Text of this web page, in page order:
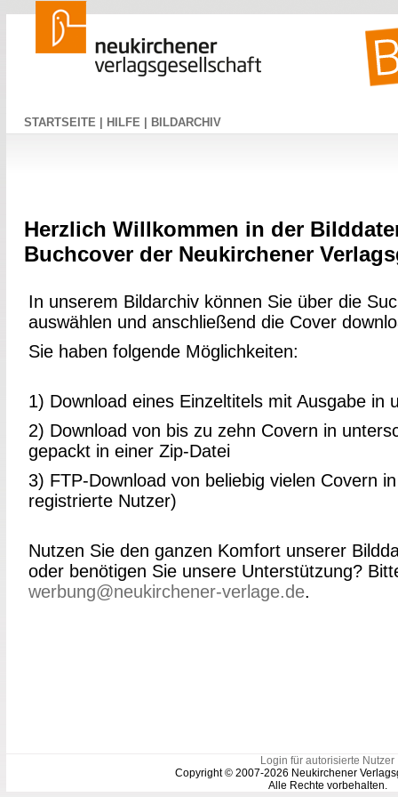
STARTSEITE | HILFE | BILDARCHIV
Herzlich Willkommen in der
Buchcover der Neukirchener
In unserem Bildarchiv können Sie über die
auswählen und anschließend die Cover
Sie haben folgende Möglichkeiten:
1) Download eines Einzeltitels mit Ausgabe in
2) Download von bis zu zehn Covern in
gepackt in einer Zip-Datei
3) FTP-Download von beliebig vielen Covern
registrierte Nutzer)
Nutzen Sie den ganzen Komfort unserer
oder benötigen Sie unsere Unterstützung?
werbung@neukirchener-verlage.de.
Login für autorisierte Nutzer
Copyright © 2007-2026 Neukirchener
Alle Rechte vorbehalten.